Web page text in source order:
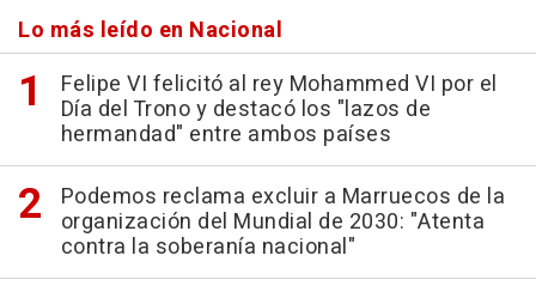
Lo más leído en Nacional
Felipe VI felicitó al rey Mohammed VI por el
Día del Trono y destacó los "lazos de
hermandad" entre ambos países
Podemos reclama excluir a Marruecos de la
organización del Mundial de 2030: "Atenta
contra la soberanía nacional"